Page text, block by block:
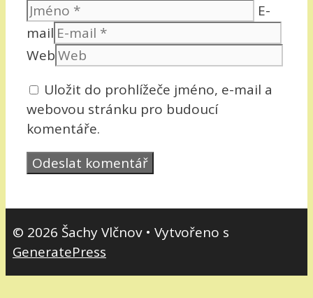
E-
mail
Web
Uložit do prohlížeče jméno, e-mail a
webovou stránku pro budoucí
komentáře.
© 2026 Šachy Vlčnov• Vytvořeno s
GeneratePress